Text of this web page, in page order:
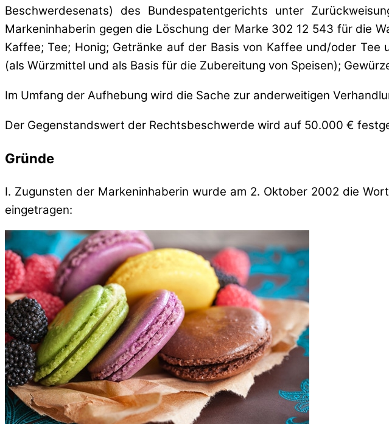
Beschwerdesenats) des Bundespatentgerichts unter
Markeninhaberin gegen die Löschung der Marke 302 12 543 für die
Kaffee; Tee; Honig; Getränke auf der Basis von Kaffee und/oder
(als Würzmittel und als Basis für die Zubereitung von Speisen);
Im Umfang der Aufhebung wird die Sache zur anderweitigen
Der Gegenstandswert der Rechtsbeschwerde wird auf 50.000 €
Gründe
I. Zugunsten der Markeninhaberin wurde am 2. Oktober 2002 die
eingetragen: